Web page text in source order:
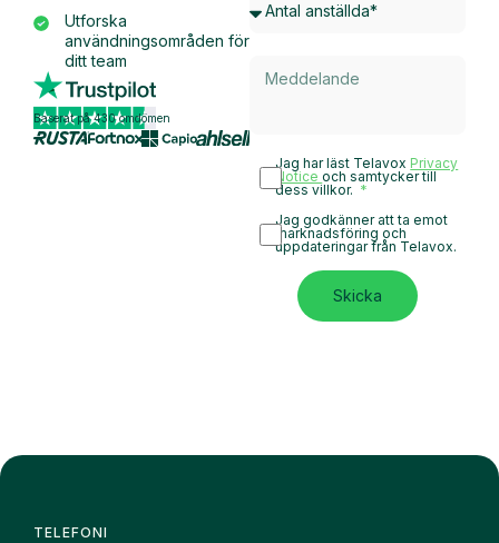
Utforska
användningsområden för
ditt team
Baserat på 430 omdömen
Jag har läst Telavox Privacy
Noticeoch samtycker till
dess villkor.
Jag godkänner att ta emot
marknadsföring och
uppdateringar från Telavox.
Skicka
TELEFONI